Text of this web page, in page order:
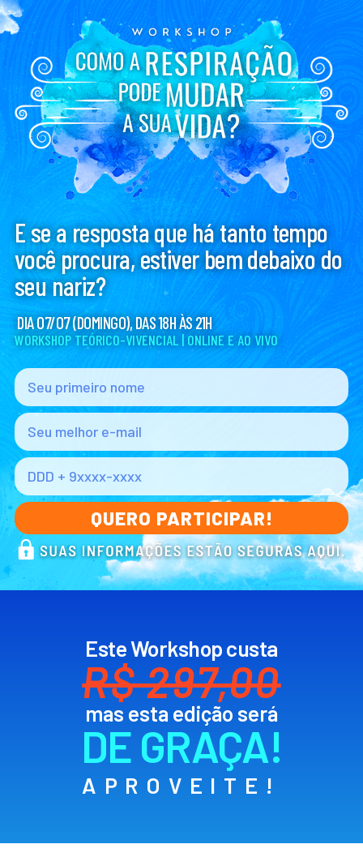
E se a resposta que há tanto tempo
você procura, estiver bem debaixo do
seu nariz?
DIA 07/07 (DOMINGO), DAS 18H ÀS 21H
WORKSHOP TEÓRICO-VIVENCIAL | ONLINE E AO VIVO
QUERO PARTICIPAR!
Este Workshop custa
R$ 297,00
mas esta edição será
DE GRAÇA!
APROVEITE!